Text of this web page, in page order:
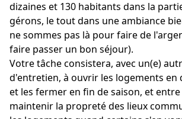
dizaines et 130 habitants dans la
gérons, le tout dans une ambiance
ne sommes pas là pour faire de
faire passer un bon séjour).
Votre tâche consistera, avec un(e)
d'entretien, à ouvrir les logements en
et les fermer en fin de saison, et entre
maintenir la propreté des lieux